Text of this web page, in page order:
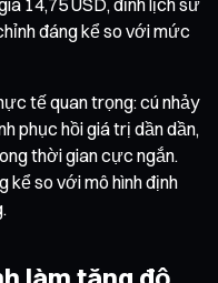
đáng kể so với mức
tế quan trọng: cú nhảy
phục hồi giá trị dần dần,
thời gian cực ngắn.
kể so với mô hình định